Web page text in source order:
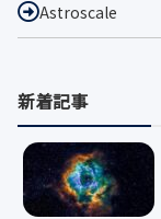
Astroscale
新着記事